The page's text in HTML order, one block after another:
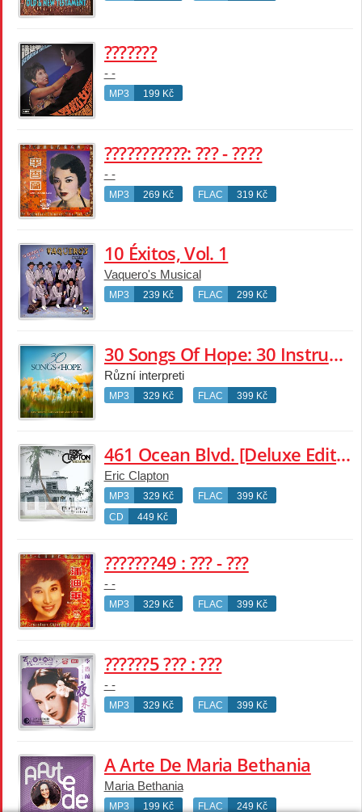
???????
- -
MP3 199 Kč
???????????: ??? - ????
- -
MP3 269 Kč FLAC 319 Kč
10 Éxitos, Vol. 1
Vaquero's Musical
MP3 239 Kč FLAC 299 Kč
30 Songs Of Hope: 30 Instrumental Songs Of Hope And Inspiration
Různí interpreti
MP3 329 Kč FLAC 399 Kč
461 Ocean Blvd. [Deluxe Edition]
Eric Clapton
MP3 329 Kč FLAC
399 Kč
CD
449 Kč
???????49 : ??? - ???
- -
MP3 329 Kč FLAC 399 Kč
??????5 ??? : ???
- -
MP3 329 Kč FLAC 399 Kč
A Arte De Maria Bethania
Maria Bethania
MP3 199 Kč FLAC 249 Kč